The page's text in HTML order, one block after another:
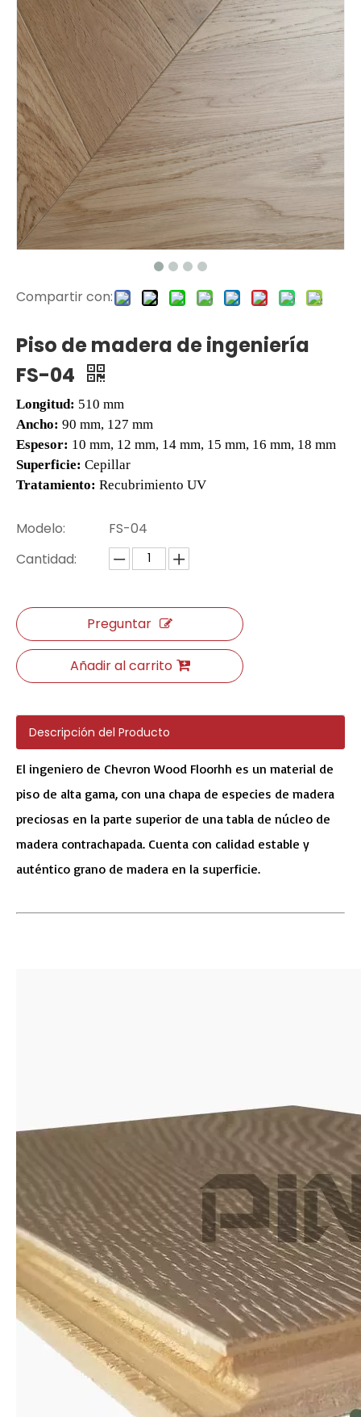
FS-03 Piso de chapa Piso de ingeniería FS-02
FS-01 Chevron Engineer Wood Pisos
Compartir con:
Piso de madera de ingeniería
FS-04
Longitud: 510 mm
Ancho: 90 mm, 127 mm
Espesor: 10 mm, 12 mm, 14 mm, 15 mm, 16 mm, 18 mm
Superficie: Cepillar
Tratamiento: Recubrimiento UV
Modelo:
FS-04
Cantidad:
Preguntar
Añadir al carrito
Descripción del Producto
El ingeniero de Chevron Wood Floorhh es un material de
piso de alta gama, con una chapa de especies de madera
preciosas en la parte superior de una tabla de núcleo de
madera contrachapada. Cuenta con calidad estable y
auténtico grano de madera en la superficie.